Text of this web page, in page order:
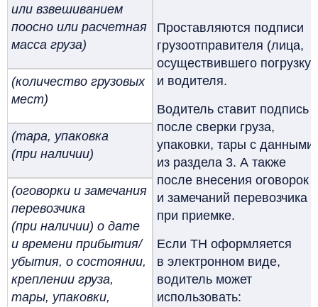
Проставляются подписи
грузоотправителя (лица,
осуществившего погрузку)
и водителя.
Водитель ставит подпись
после сверки груза,
упаковки, тары с данными
из раздела 3. А также
после внесения оговорок
и замечаний перевозчика
при приемке.
Если ТН оформляется
в электронном виде,
водитель может
использовать:
или взвешиванием
поосно или расчетная
масса груза)
(количество грузовых
мест)
(тара, упаковка
(при наличии)
(оговорки и замечания
перевозчика
(при наличии) о дате
и времени прибытия/
убытия, о состоянии,
креплении груза,
тары, упаковки,